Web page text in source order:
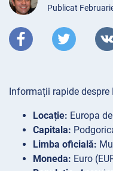
Publicat
Informații rapide despre
Locație: Europa
Capitala:
Limba oficială:
Moneda: Euro